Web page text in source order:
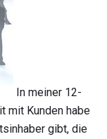
In meiner 12-
mit Kunden habe
gibt, die